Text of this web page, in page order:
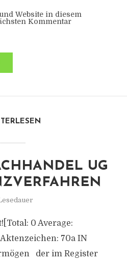
Website in diesem
Kommentar
UG
0 Average:
70a IN
der im Register